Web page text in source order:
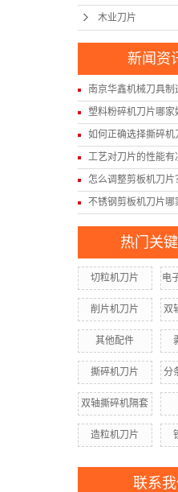
木业刀片
新闻资
南京华鑫机械刀具制
塑料粉碎机刀片哪家
如何正确选择撕碎机
工艺对刀片的性能有
怎么调整剪板机刀片
不锈钢剪板机刀片哪
热门关
切粒机刀片 电
削片机刀片 双
其他配件
撕碎机刀片 分
双轴撕碎机隔套
造粒机刀片
联系我